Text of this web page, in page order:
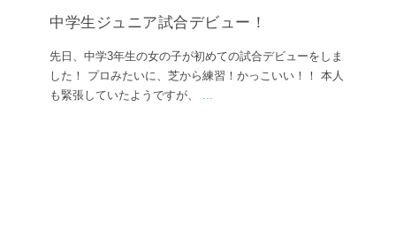
中学生ジュニア試合デビュー！
先日、中学3年生の女の子が初めての試合デビューをしま
した！ プロみたいに、芝から練習！かっこいい！！ 本人
も緊張していたようですが、 ...